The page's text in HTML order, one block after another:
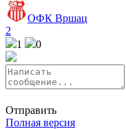
ОФК Вршац
2
1
0
Отправить
Полная версия